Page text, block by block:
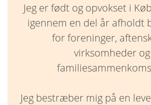
Jeg er født og opvokset i
igennem en del år afholdt
for foreninger,
virksomheder og
Jeg bestræber mig på en